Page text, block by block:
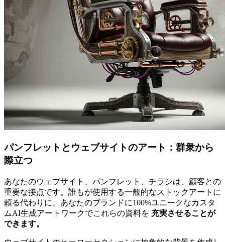
パンフレットとウェブサイトのアート：群衆から
際立つ
あなたのウェブサイト、パンフレット、チラシは、顧客との
重要な接点です。誰もが使用する一般的なストックアートに
頼る代わりに、あなたのブランドに100%ユニークなカスタ
ムAI生成アートワークでこれらの資料を 充実させることが
できます。